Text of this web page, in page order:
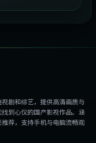
剧和综艺，提供高清画质与
到心仪的国产影视作品。涵
荐，支持手机与电脑流畅观